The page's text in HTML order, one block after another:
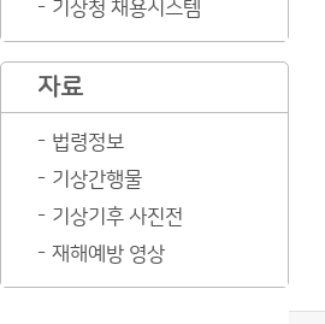
기상청 채용시스템
자료
법령정보
기상간행물
기상기후 사진전
재해예방 영상